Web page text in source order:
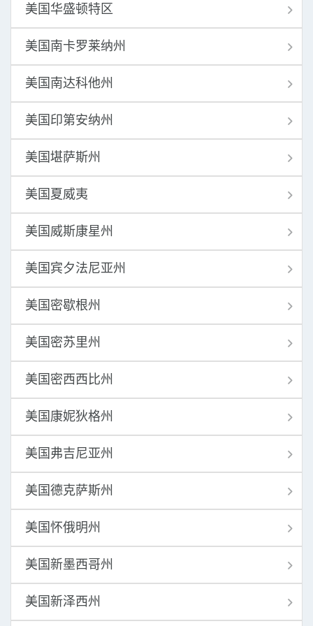
美国华盛顿特区
美国南卡罗莱纳州
美国南达科他州
美国印第安纳州
美国堪萨斯州
美国夏威夷
美国威斯康星州
美国宾夕法尼亚州
美国密歇根州
美国密苏里州
美国密西西比州
美国康妮狄格州
美国弗吉尼亚州
美国德克萨斯州
美国怀俄明州
美国新墨西哥州
美国新泽西州